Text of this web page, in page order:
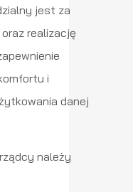
jest za
realizację
i
danej
należy